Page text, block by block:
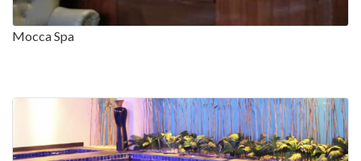
Mocca Spa